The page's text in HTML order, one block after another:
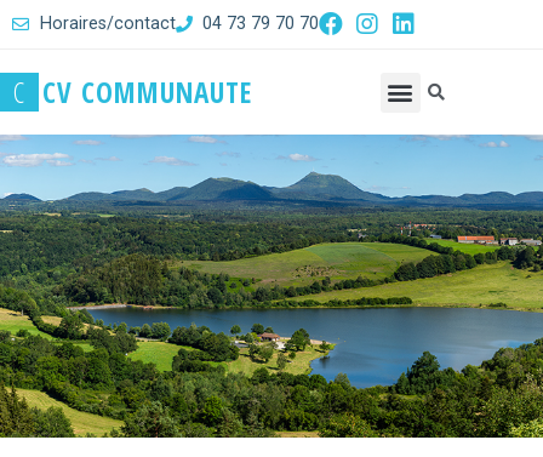
Horaires/contact 04 73 79 70 70
C CV COMMUNAUTE